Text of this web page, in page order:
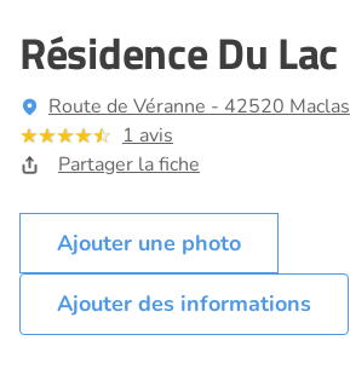
Résidence Du Lac
Route de Véranne - 42520 Maclas
1 avis
Partager la fiche
Ajouter des informations